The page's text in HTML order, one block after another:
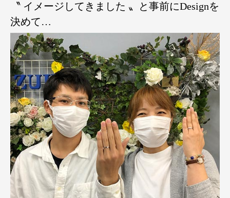
〝 イメージしてきました 〟と事前にDesignを
決めて…